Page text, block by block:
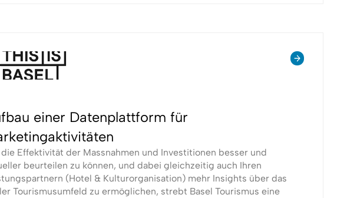
einer Datenplattform für
die Effektivität der Massnahmen und Investitionen besser und
beurteilen zu können, und dabei gleichzeitig auch Ihren
(Hotel & Kulturorganisation) mehr Insights über das
Tourismusumfeld zu ermöglichen, strebt Basel Tourismus eine